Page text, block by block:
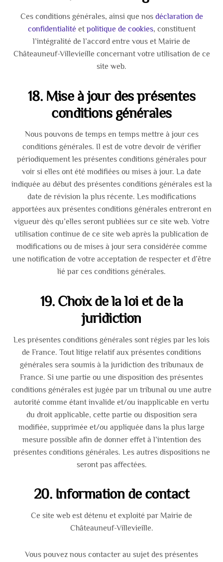
Ces conditions générales, ainsi que nos déclaration de
confidentialité et politique de cookies, constituent
l’intégralité de l’accord entre vous et Mairie de
Châteauneuf-Villevieille concernant votre utilisation de ce
site web.
18. Mise à jour des présentes
conditions générales
Nous pouvons de temps en temps mettre à jour ces
conditions générales. Il est de votre devoir de vérifier
périodiquement les présentes conditions générales pour
voir si elles ont été modifiées ou mises à jour. La date
indiquée au début des présentes conditions générales est la
date de révision la plus récente. Les modifications
apportées aux présentes conditions générales entreront en
vigueur dès qu’elles seront publiées sur ce site web. Votre
utilisation continue de ce site web après la publication de
modifications ou de mises à jour sera considérée comme
une notification de votre acceptation de respecter et d’être
lié par ces conditions générales.
19. Choix de la loi et de la
juridiction
Les présentes conditions générales sont régies par les lois
de France. Tout litige relatif aux présentes conditions
générales sera soumis à la juridiction des tribunaux de
France. Si une partie ou une disposition des présentes
conditions générales est jugée par un tribunal ou une autre
autorité comme étant invalide et/ou inapplicable en vertu
du droit applicable, cette partie ou disposition sera
modifiée, supprimée et/ou appliquée dans la plus large
mesure possible afin de donner effet à l’intention des
présentes conditions générales. Les autres dispositions ne
seront pas affectées.
20. Information de contact
Ce site web est détenu et exploité par Mairie de
Châteauneuf-Villevieille.
Vous pouvez nous contacter au sujet des présentes